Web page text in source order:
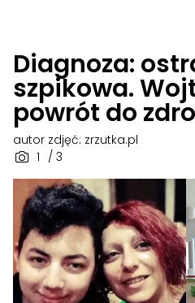
Diagnoza:
szpikowa.
powrót do
1 / 3
autor zdjęć: zrzutka.pl